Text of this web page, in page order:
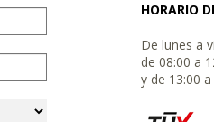
HORARIO
De lunes a
de 08:00 a
y de 13:00